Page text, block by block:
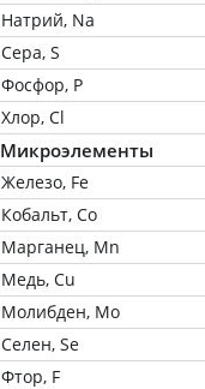
Натрий, Na
Сера, S
Фосфор, P
Хлор, Cl
Микроэлементы
Железо, Fe
Кобальт, Co
Марганец, Mn
Медь, Cu
Молибден, Mo
Селен, Se
Фтор, F